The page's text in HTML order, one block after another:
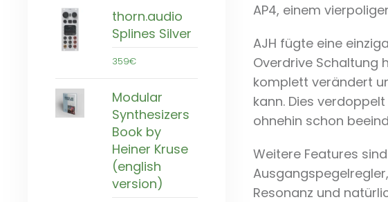
thorn.audio
Splines Silver
359€
Modular
Synthesizers
Book by
Heiner Kruse
(english
version)
AP4, einem
AJH fügte eine
Overdrive Schaltung
komplett verändert
kann. Dies
ohnehin schon
Weitere Features
Resonanz und